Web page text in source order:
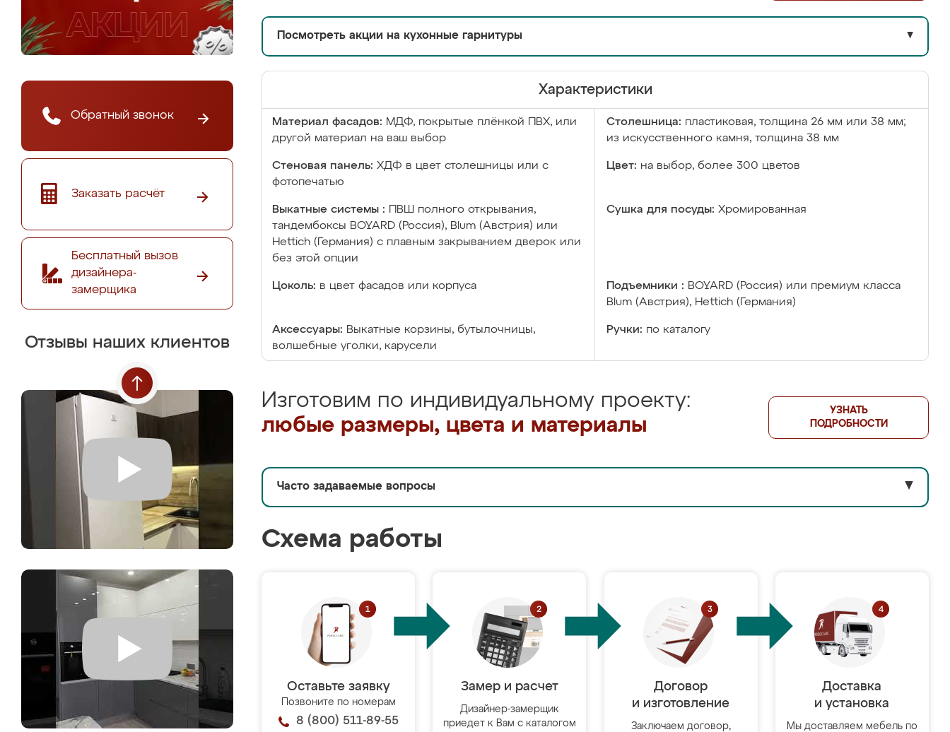
Обратный звонок
Заказать расчёт
Бесплатный вызов
дизайнера-
замерщика
Отзывы наших клиентов
Посмотреть акции на кухонные гарнитуры ▼
Характеристики
Материал фасадов: МДФ, покрытые плёнкой ПВХ, или
другой материал на ваш выбор
Столешница: пластиковая, толщина 26 мм или 38 мм;
из искусственного камня, толщина 38 мм
Стеновая панель: ХДФ в цвет столешницы или с
фотопечатью
Цвет: на выбор, более 300 цветов
Выкатные системы :
ПВШ полного открывания,
тандембоксы BOYARD (Россия), Blum (Австрия) или
Hettich (Германия) с плавным закрыванием дверок или
без этой опции
Сушка для посуды: Хромированная
Цоколь: в цвет фасадов или корпуса Подъемники : BOYARD (Россия) или премиум класса
Blum (Австрия), Hettich (Германия)
Аксессуары: Выкатные корзины, бутылочницы,
волшебные уголки, карусели
Ручки: по каталогу
Изготовим по индивидуальному проекту:
любые размеры, цвета и материалы
УЗНАТЬ
ПОДРОБНОСТИ
Часто задаваемые вопросы ▼
Схема работы
Оставьте заявку
Позвоните по номерам
8 (800) 511-89-55
Замер и расчет
Дизайнер-замерщик
приедет к Вам с каталогом
Договор
и изготовление
Заключаем договор,
Доставка
и установка
Мы доставляем мебель по